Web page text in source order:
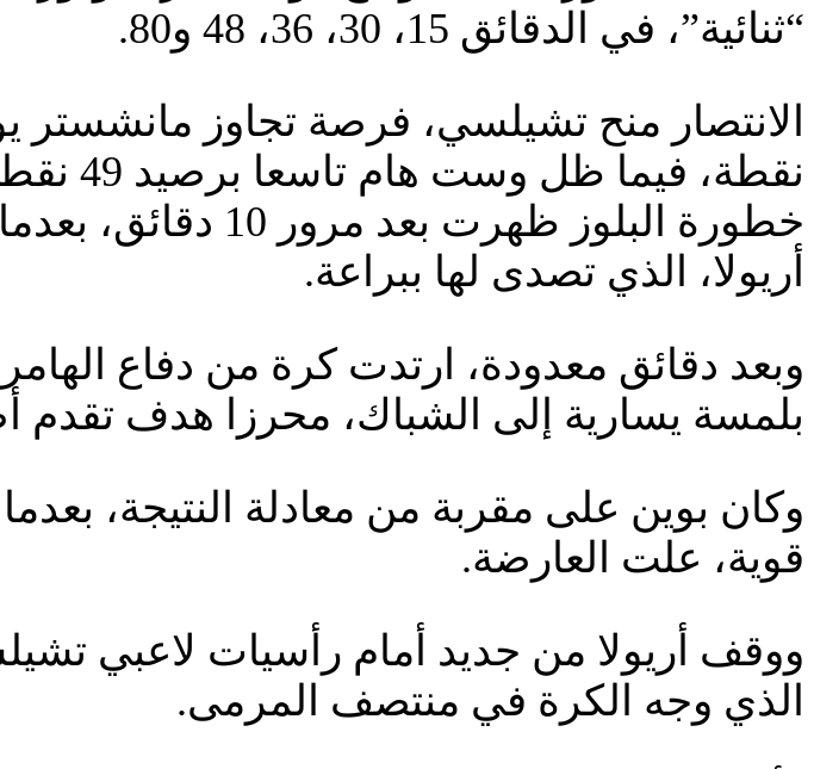
“ثنائية”، في الدقائق 15، 30، 36، 48 و80.
نقطة، فيما ظل وست هام تاسعا برصيد 49 نقطة.
خطورة البلوز
أريولا، الذي تصدى لها ببراعة.
وبعد دقائق معدودة، ارتدت كرة من دفاع
بلمسة يسارية إلى الشباك، محرزا هدف
وكان بوين على مقربة من معادلة النتيجة،
قوية، علت العارضة.
ووقف أريولا من جديد أمام رأسيات لاعبي
الذي وجه الكرة في منتصف المرمى.